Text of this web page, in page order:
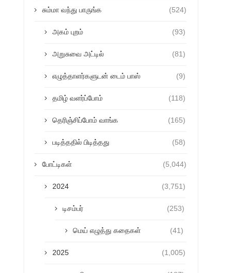
சும்மா வந்து பாருங்க (524)
அகம் புறம் (93)
அறுசுவை அட்டில் (81)
எழுத்தாளர்களுடன் டைம் பாஸ் (9)
தமிழ் வளர்ப்போம் (118)
தெரிஞ்சிப்போம் வாங்க (165)
படித்ததில் பிடித்தது (58)
போட்டிகள் (5,044)
2024 (3,751)
டிசம்பர் (253)
மெய் எழுத்து கதைகள் (41)
2025 (1,005)